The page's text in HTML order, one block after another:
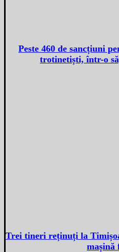
Peste 460 de sancțiuni
trotinetiști, într-o
Trei tineri reținuți la
mașină